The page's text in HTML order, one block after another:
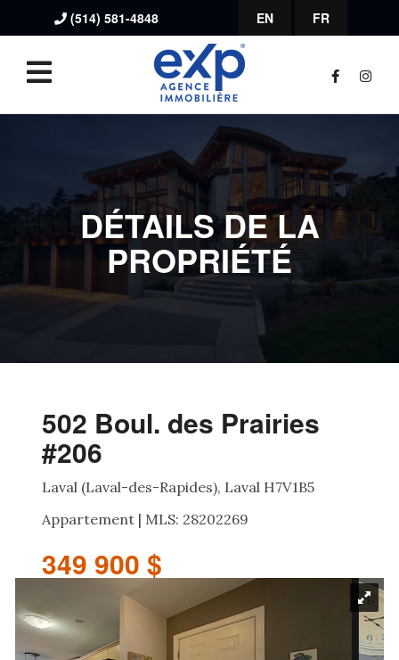
(514) 581-4848 EN FR
DÉTAILS DE LA
PROPRIÉTÉ
502 Boul. des Prairies
#206
Laval (Laval-des-Rapides), Laval H7V1B5
Appartement | MLS: 28202269
349 900 $